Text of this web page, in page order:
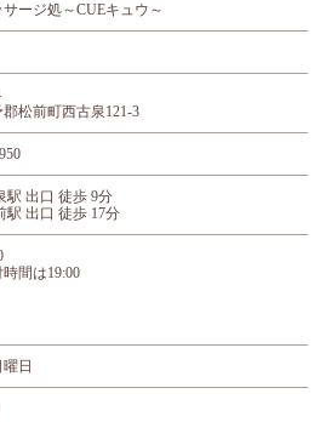
ージ処～CUEキュウ～
松前町西古泉121-3
駅 出口 徒歩 9分
駅 出口 徒歩 17分
間は19:00
日